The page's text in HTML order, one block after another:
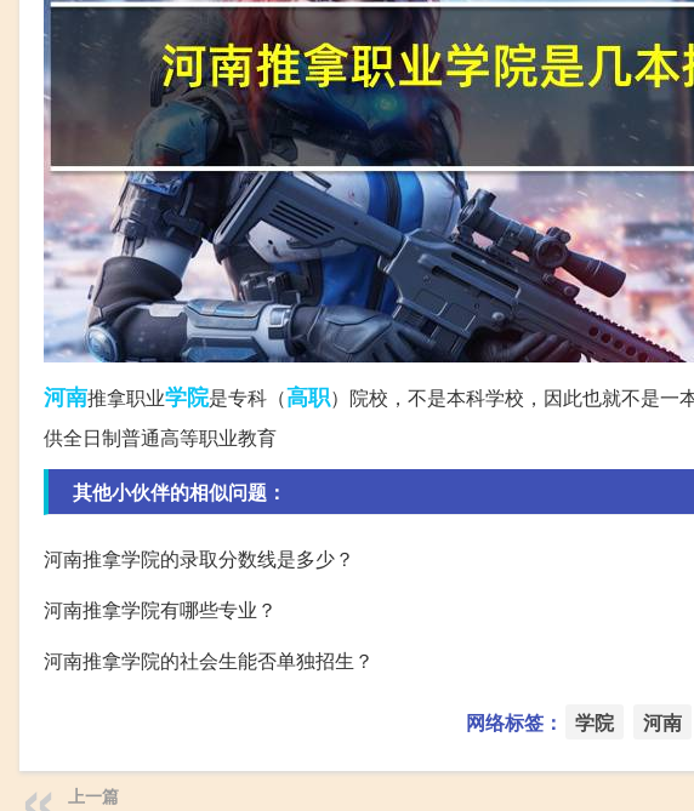
河南推拿职业学院是专科（高职）院校，不是本科学校，因此也就不是一
供全日制普通高等职业教育
其他小伙伴的相似问题：
河南推拿学院的录取分数线是多少？
河南推拿学院有哪些专业？
河南推拿学院的社会生能否单独招生？
网络标签： 学院 河南
上一篇